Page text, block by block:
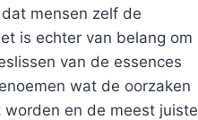
mensen zelf de
is echter van belang om
van de essences
wat de oorzaken
en de meest juiste